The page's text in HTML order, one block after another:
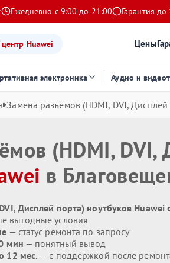
Ежедневно с 9:00 до 21:00 Гарантия до
Huawei Цены
электроника Аудио и
Замена разъёмов (HDMI, DVI, Дисплей
(HDMI, DVI,
в
Дисплей порта) ноутбуков Huawei
выгодные условия
— статус ремонта по запросу
мин — понятный вывод
12 мес. — с поддержкой после